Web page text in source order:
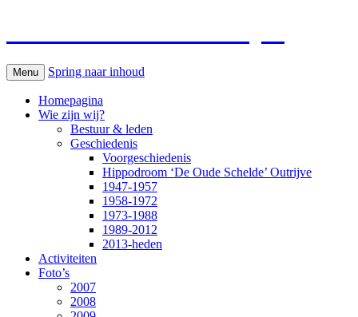
Menu Spring naar inhoud
Homepagina
Wie zijn wij?
Bestuur & leden
Geschiedenis
Voorgeschiedenis
Hippodroom ‘De Oude Schelde’ Outrijve
1947-1957
1958-1972
1973-1988
1989-2012
2013-heden
Activiteiten
Foto’s
2007
2008